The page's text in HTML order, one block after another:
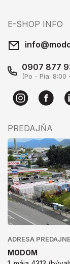
E-SHOP INFO
0907 877
(Po - Pia: 8:00
PREDAJŇA
ADRESA PREDAJNE
MODOM